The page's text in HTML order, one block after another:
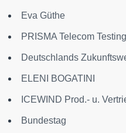
Eva Güthe
PRISMA Telecom Testing
Deutschlands
ELENI BOGATINI
ICEWIND Prod.- u.
Bundestag